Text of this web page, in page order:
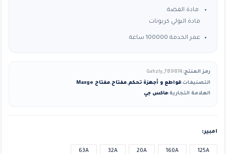
مادة الفضة
مادة البولي كربونات
عمر الخدمة 100000 ساعة
رمز المنتج:Gahzly_789874
التصنيفات:قواطع و أجهزة تحكم,مفتاح,مفتاح Maxge
العلامة التجارية:ماكس جي
امبير
125A
160A
20A
32A
63A